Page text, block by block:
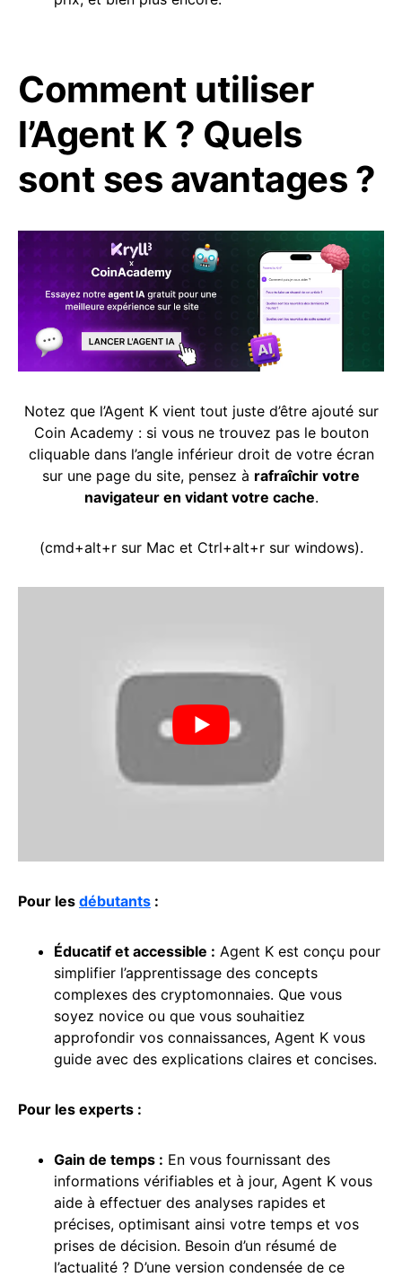
Comment utiliser
l’Agent K ? Quels
sont ses avantages ?
Notez que l’Agent K vient tout juste d’être ajouté sur
Coin Academy : si vous ne trouvez pas le bouton
cliquable dans l’angle inférieur droit de votre écran
sur une page du site, pensez à rafraîchir votre
navigateur en vidant votre cache.
(cmd+alt+r sur Mac et Ctrl+alt+r sur windows).
Pour les débutants :
Éducatif et accessible : Agent K est conçu pour
simplifier l’apprentissage des concepts
complexes des cryptomonnaies. Que vous
soyez novice ou que vous souhaitiez
approfondir vos connaissances, Agent K vous
guide avec des explications claires et concises.
Pour les experts :
Gain de temps : En vous fournissant des
informations vérifiables et à jour, Agent K vous
aide à effectuer des analyses rapides et
précises, optimisant ainsi votre temps et vos
prises de décision. Besoin d’un résumé de
l’actualité ? D’une version condensée de ce